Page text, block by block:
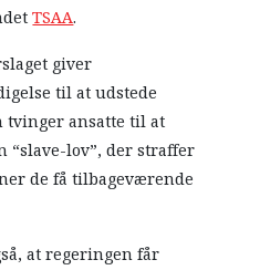
TSAA.
giver
til at udstede
tvinger ansatte til at
“slave-lov”, der straffer
de få tilbageværende
at regeringen får